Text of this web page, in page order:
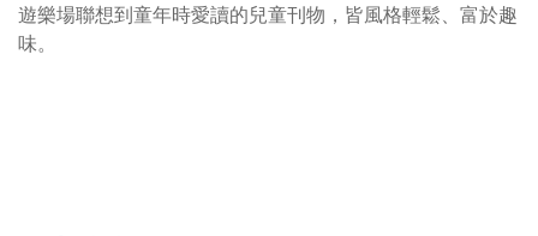
遊樂場聯想到童年時愛讀的兒童刊物，皆風格輕鬆、富於趣
味。